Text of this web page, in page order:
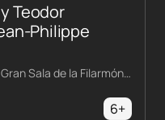
Teodor
Philippe
San Petersburgo, La Gran Sala de la Filarmónica Shostakóvich
6+